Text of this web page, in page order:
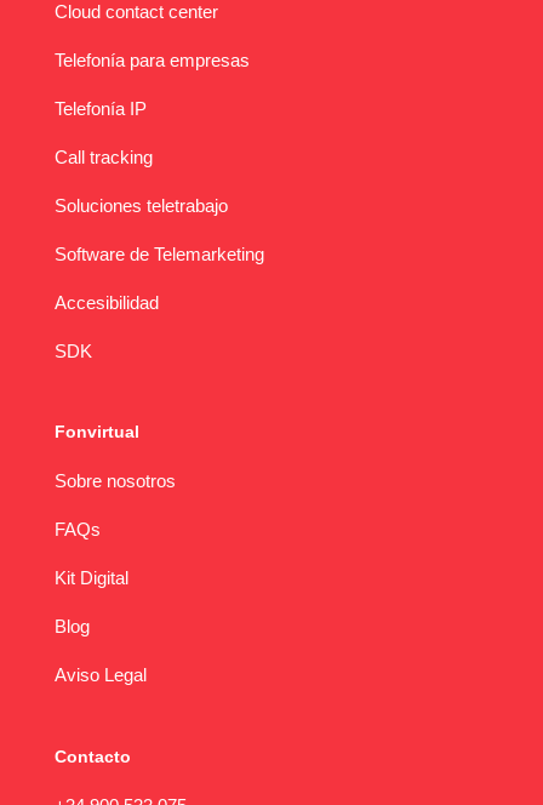
Cloud contact center
Telefonía para empresas
Telefonía IP
Call tracking
Soluciones teletrabajo
Software de Telemarketing
Accesibilidad
SDK
Fonvirtual
Sobre nosotros
FAQs
Kit Digital
Blog
Aviso Legal
Contacto